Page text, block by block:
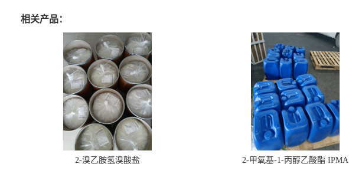
相关产品：
2-溴乙胺氢溴酸盐 2-甲氧基-1-丙醇乙酸酯 IPMA